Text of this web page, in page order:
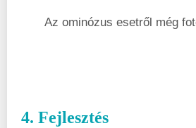
Az ominózus esetről még
4. Fejlesztés